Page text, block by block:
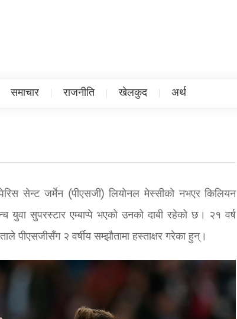
समाचार राजनीति खेलकुद अर्थ
सेन्ट जर्मेन (पीएसजी) लियोनल मेस्सीको नभएर किलियन
सुपरस्टार एम्बाप्पे भएको उनको दाबी रहेको छ। २१ वर्ष
पीएसजीसँग २ वर्षीय सम्झौतामा हस्ताक्षर गरेका हुन्।